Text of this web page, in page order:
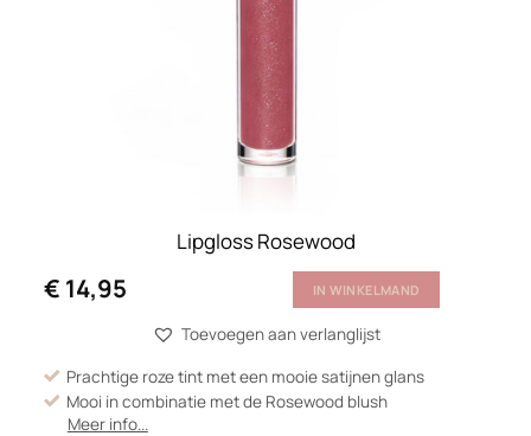
Lipgloss Rosewood
€ 14,95 IN WINKELMAND
Toevoegen aan verlanglijst
Prachtige roze tint met een mooie satijnen glans
Mooi in combinatie met de Rosewood blush
Meer info...